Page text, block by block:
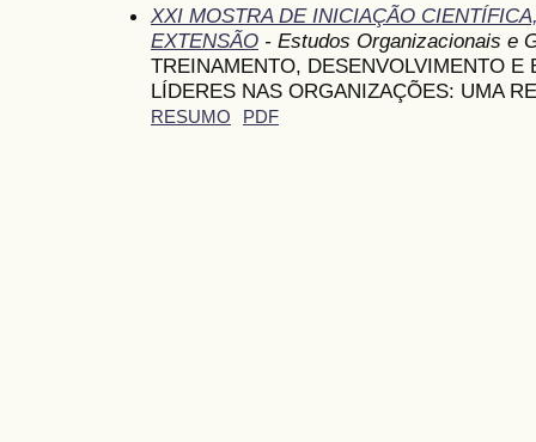
XXI MOSTRA DE INICIAÇÃO
EXTENSÃO - Estudos Organizacionais e
TREINAMENTO, DESENVOLVIMENTO E
LÍDERES NAS ORGANIZAÇÕES: UMA
RESUMO PDF